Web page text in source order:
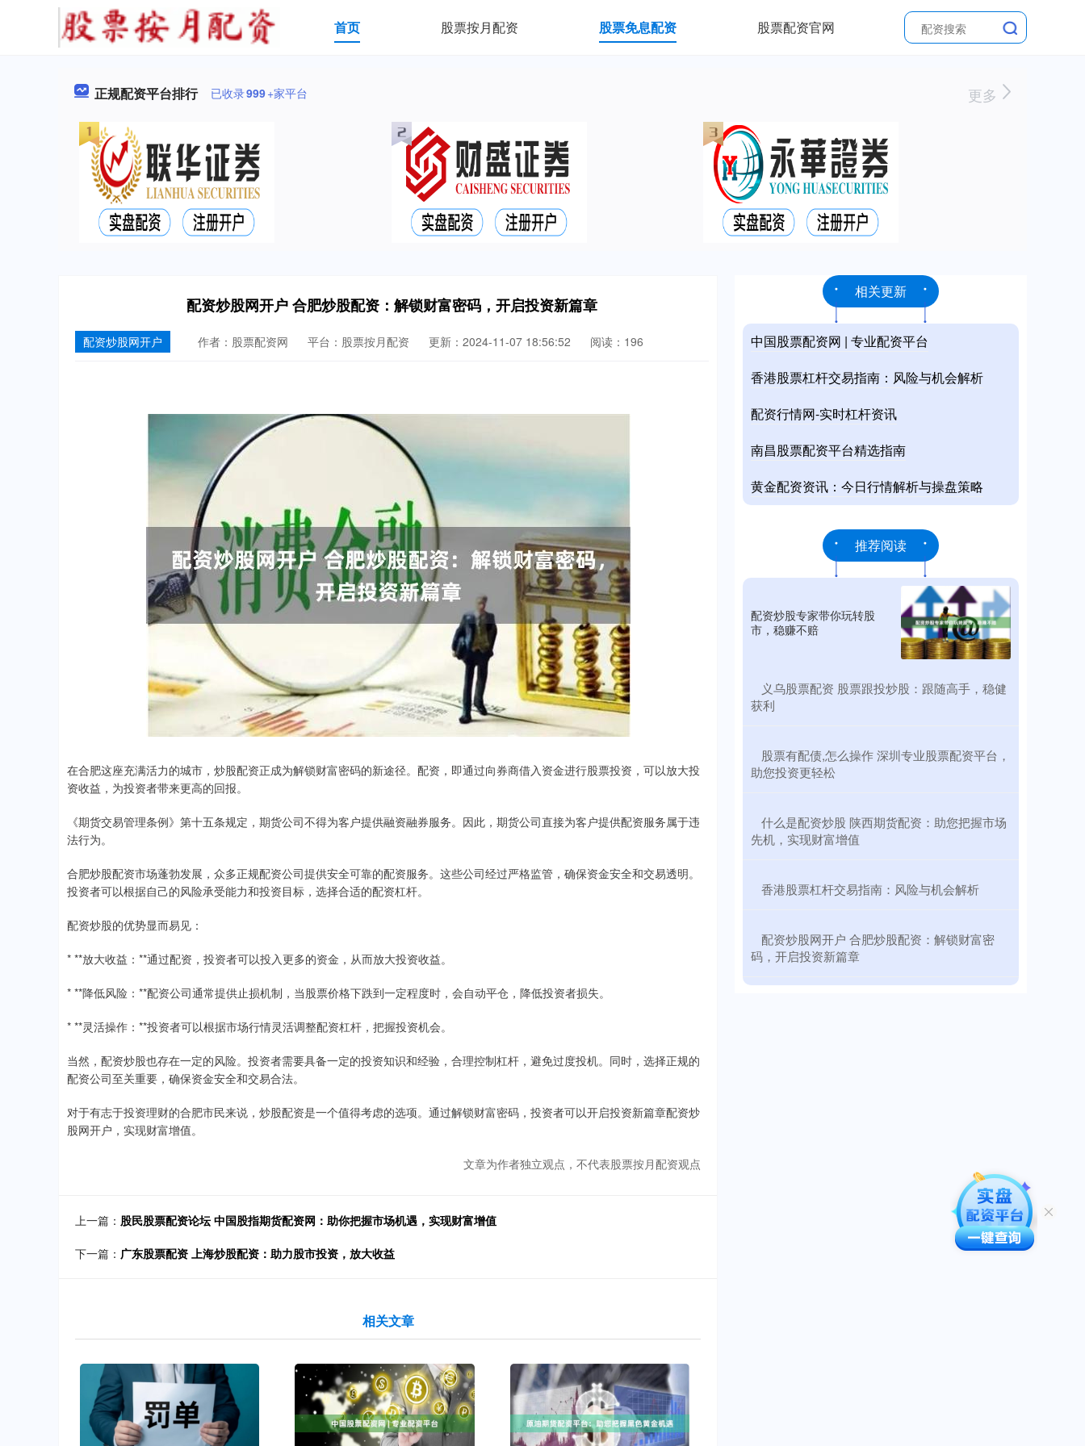
首页 股票按月配资 股票免息配资 股票配资官网
正规配资平台排行 已收录999+家平台 更多
配资炒股网开户 合肥炒股配资：解锁财富密码，开启投资新篇章
配资炒股网开户 作者：股票配资网 平台：股票按月配资 更新：2024-11-07 18:56:52 阅读：196
在合肥这座充满活力的城市，炒股配资正成为解锁财富密码的新途径。配资，即通过向券商借入资金进行股票投资，可以放大投
资收益，为投资者带来更高的回报。
《期货交易管理条例》第十五条规定，期货公司不得为客户提供融资融券服务。因此，期货公司直接为客户提供配资服务属于违
法行为。
合肥炒股配资市场蓬勃发展，众多正规配资公司提供安全可靠的配资服务。这些公司经过严格监管，确保资金安全和交易透明。
投资者可以根据自己的风险承受能力和投资目标，选择合适的配资杠杆。
配资炒股的优势显而易见：
* **放大收益：**通过配资，投资者可以投入更多的资金，从而放大投资收益。
* **降低风险：**配资公司通常提供止损机制，当股票价格下跌到一定程度时，会自动平仓，降低投资者损失。
* **灵活操作：**投资者可以根据市场行情灵活调整配资杠杆，把握投资机会。
当然，配资炒股也存在一定的风险。投资者需要具备一定的投资知识和经验，合理控制杠杆，避免过度投机。同时，选择正规的
配资公司至关重要，确保资金安全和交易合法。
对于有志于投资理财的合肥市民来说，炒股配资是一个值得考虑的选项。通过解锁财富密码，投资者可以开启投资新篇章配资炒
股网开户，实现财富增值。
文章为作者独立观点，不代表股票按月配资观点
上一篇： 股民股票配资论坛 中国股指期货配资网：助你把握市场机遇，实现财富增值
下一篇： 广东股票配资 上海炒股配资：助力股市投资，放大收益
相关文章
相关更新
中国股票配资网 | 专业配资平台
香港股票杠杆交易指南：风险与机会解析
配资行情网-实时杠杆资讯
南昌股票配资平台精选指南
黄金配资资讯：今日行情解析与操盘策略
推荐阅读
配资炒股专家带你玩转股
市，稳赚不赔
​义乌股票配资 股票跟投炒股：跟随高手，稳健
获利
​股票有配债,怎么操作 深圳专业股票配资平台，
助您投资更轻松
​什么是配资炒股 陕西期货配资：助您把握市场
先机，实现财富增值
​香港股票杠杆交易指南：风险与机会解析
​配资炒股网开户 合肥炒股配资：解锁财富密
码，开启投资新篇章